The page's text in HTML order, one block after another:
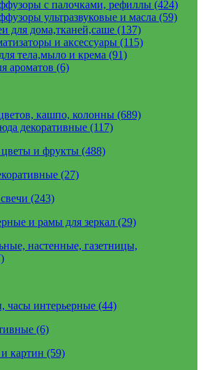
с палочками, рефиллы (424)
ультразвуковые и масла (59)
для дома,тканей,саше (137)
и аксессуары (115)
тела,мыло и крема (91)
ароматов (6)
кашпо, колонны (689)
декоративные (117)
и фрукты (488)
(27)
(243)
и рамы для зеркал (29)
настенные, газетницы,
часы интерьерные (44)
(6)
картин (59)